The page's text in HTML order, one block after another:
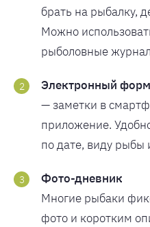
брать на рыбалку,
Можно
рыболовные
Электронный
— заметки в
приложение.
по дате, виду рыбы
Фото-дневник
Многие рыбаки
фото и коротким